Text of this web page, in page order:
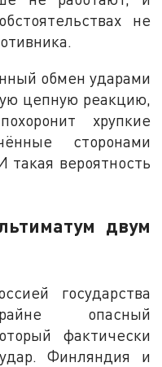
не
обмен ударами
цепную реакцию,
хрупкие
сторонами
такая вероятность
двум
государства
опасный
фактически
Финляндия и